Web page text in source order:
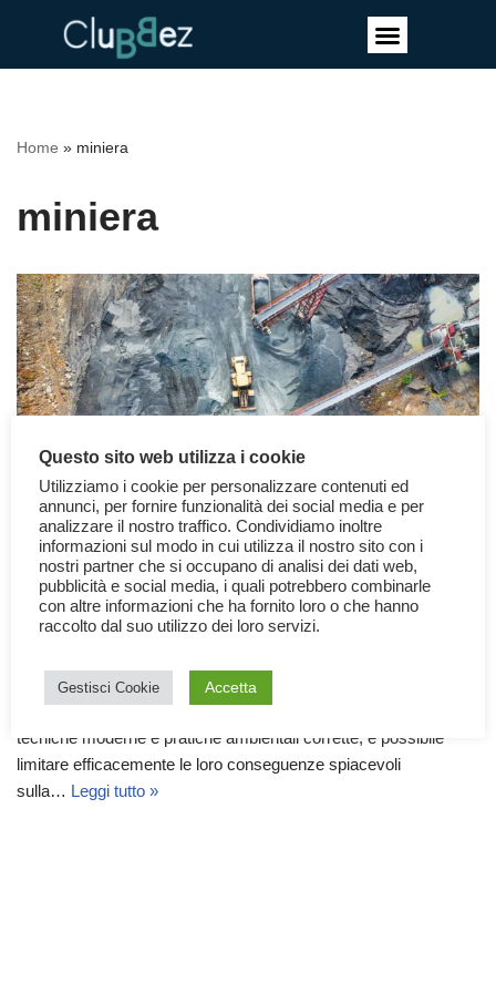
Home » miniera
miniera
Estrazione Mineraria e ambiente
Le miniere hanno un impatto enorme sull’ambiente ma, grazie a
tecniche moderne e pratiche ambientali corrette, è possibile
limitare efficacemente le loro conseguenze spiacevoli
sulla… Leggi tutto »
Questo sito web utilizza i cookie
Utilizziamo i cookie per personalizzare contenuti ed
annunci, per fornire funzionalità dei social media e per
analizzare il nostro traffico. Condividiamo inoltre
informazioni sul modo in cui utilizza il nostro sito con i
nostri partner che si occupano di analisi dei dati web,
pubblicità e social media, i quali potrebbero combinarle
con altre informazioni che ha fornito loro o che hanno
raccolto dal suo utilizzo dei loro servizi.
Gestisci Cookie Accetta